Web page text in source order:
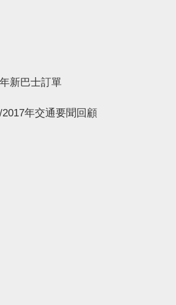
新巴士訂單
年交通要聞回顧